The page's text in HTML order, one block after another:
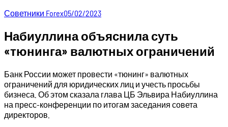
Советники Forex05/02/2023
Набиуллина объяснила суть
«тюнинга» валютных ограничений
Банк России может провести «тюнинг» валютных
ограничений для юридических лиц и учесть просьбы
бизнеса. Об этом сказала глава ЦБ Эльвира Набиуллина
на пресс-конференции по итогам заседания совета
директоров.